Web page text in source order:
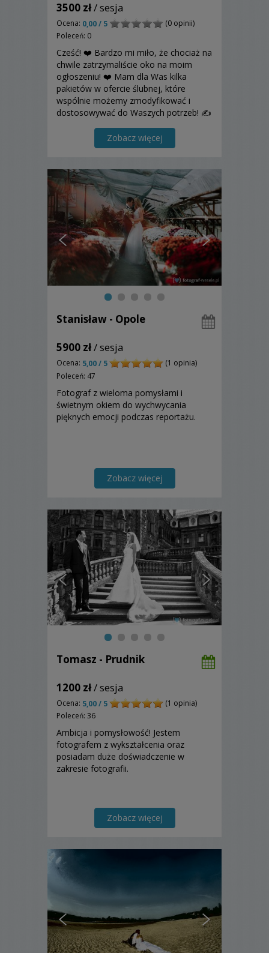
3500 zł/ sesja
Ocena: 0,00 / 5
(0 opinii)
Poleceń: 0
Cześć! ❤️ Bardzo mi miło, że chociaż na
chwile zatrzymaliście oko na moim
ogłoszeniu! ❤️ Mam dla Was kilka
pakietów w ofercie ślubnej, które
wspólnie możemy zmodyfikować i
dostosowywać do Waszych potrzeb! ✍️
narzeczeńską w gratisie, abyśmy mogli
lepiej się poznać i
Zobacz więcej
Stanisław - Opole
5900 zł/ sesja
Ocena: 5,00 / 5
(1 opinia)
Poleceń: 47
Fotograf z wieloma pomysłami i
świetnym okiem do wychwycania
pięknych emocji podczas reportażu.
Zobacz więcej
Tomasz - Prudnik
1200 zł/ sesja
Ocena: 5,00 / 5
(1 opinia)
Poleceń: 36
Ambicja i pomysłowość! Jestem
fotografem z wykształcenia oraz
posiadam duże doświadczenie w
zakresie fotografii.
Zobacz więcej